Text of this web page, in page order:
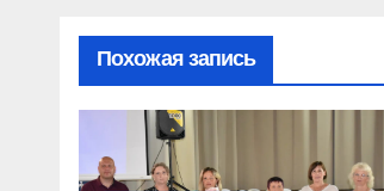
Похожая запись